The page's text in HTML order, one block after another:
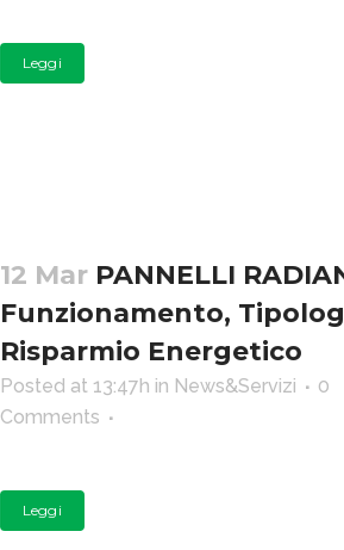
Leggi
12 Mar PANNELLI
Funzionamento,
Risparmio Energetico
Posted at 13:47h in News&Servizi
0
Comments
Leggi